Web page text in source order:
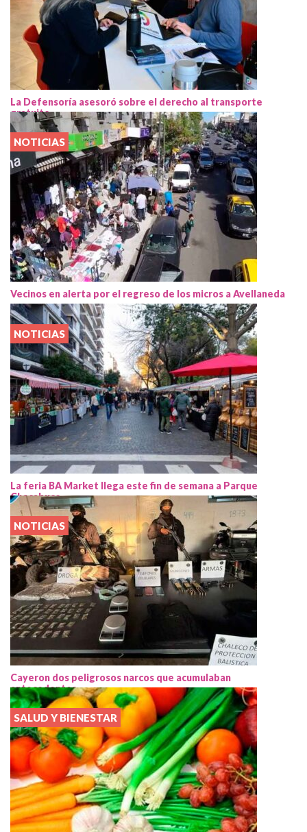
La Defensoría asesoró sobre el derecho al transporte
gratuito
NOTICIAS
Vecinos en alerta por el regreso de los micros a Avellaneda
NOTICIAS
La feria BA Market llega este fin de semana a Parque
Chacabuco
NOTICIAS
Cayeron dos peligrosos narcos que acumulaban
antecedentes
SALUD Y BIENESTAR